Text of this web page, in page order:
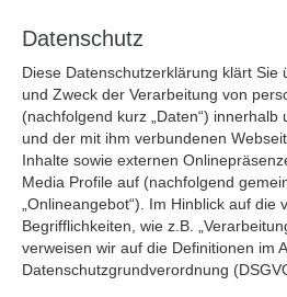
Datenschutz
Diese Datenschutzerklärung klärt Sie
und Zweck der Verarbeitung von
(nachfolgend kurz „Daten“)
und der mit ihm verbundenen
Inhalte sowie externen
Media Profile auf (nachfolgend
„Onlineangebot“). Im Hinblick auf die
Begrifflichkeiten, wie z.B.
verweisen wir auf die Definitionen im
Datenschutzgrundverordnung